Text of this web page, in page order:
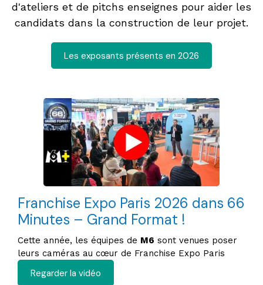
d'ateliers et de pitchs enseignes pour aider les
candidats dans la construction de leur projet.
Les exposants présents en 2026
Franchise Expo Paris 2026 dans 66
Minutes – Grand Format !
Cette année, les équipes de M6 sont venues poser
leurs caméras au cœur de Franchise Expo Paris
Regarder la vidéo